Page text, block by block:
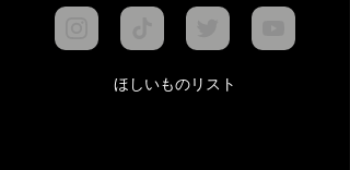
ほしいものリスト